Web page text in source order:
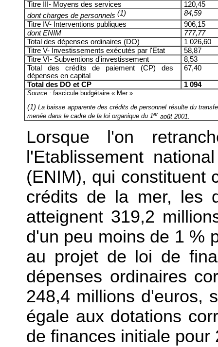
Titre III- Moyens des services
120,45
dont charges de personnels (1)
84,59
Titre IV- Interventions publiques
906,15
dont ENIM
777,77
Total des dépenses ordinaires (DO)
1 026,60
Titre V- Investissements exécutés par l'Etat
58,87
Titre VI- Subventions d'investissement
8,53
Total des crédits de paiement (CP) des
dépenses en capital
67,40
Total des DO et CP 1 094
Source : fascicule budgétaire « Mer »
(1) La baisse apparente des crédits de personnel résulte du
menée dans le cadre de la loi organique du 1er août 2001.
Lorsque l'on
l'Etablissement
(ENIM), qui constituent
crédits de la mer, les
atteignent 319,2
d'un peu moins de 1 %
au projet de loi de
dépenses ordinaires
248,4 millions d'euros,
égale aux dotations
de finances initiale pour